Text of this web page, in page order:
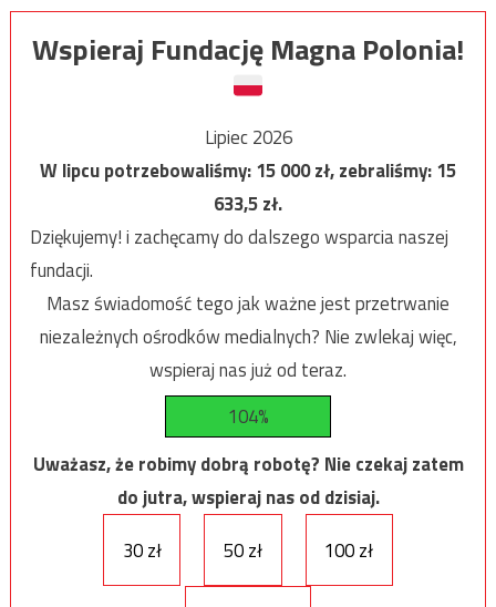
Wspieraj Fundację Magna Polonia!
Lipiec 2026
W lipcu potrzebowaliśmy:15 000zł, zebraliśmy:15
633,5zł.
Dziękujemy! i zachęcamy do dalszego wsparcia naszej
fundacji.
Masz świadomość tego jak ważne jest przetrwanie
niezależnych ośrodków medialnych? Nie zwlekaj więc,
wspieraj nas już od teraz.
104%
Uważasz, że robimy dobrą robotę? Nie czekaj zatem
do jutra, wspieraj nas od dzisiaj.
30 zł
50 zł 100 zł